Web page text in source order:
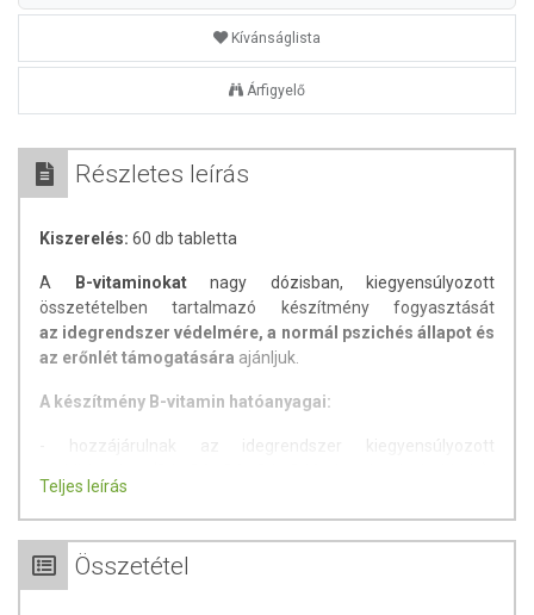
Kívánságlista
Árfigyelő
Részletes leírás
Kiszerelés: 60 db tabletta
A B-vitaminokatnagy dózisban, kiegyensúlyozott
összetételben tartalmazó készítmény fogyasztását
az idegrendszer védelmére, a normál pszichés állapot és
az erőnlét támogatására ajánljuk.
A készítmény B-vitamin hatóanyagai:
- hozzájárulnak az idegrendszer kiegyensúlyozott
- részt vesznek a normál energiatermelő anyagcsere
folyamatokban
Teljes leírás
Összetétel